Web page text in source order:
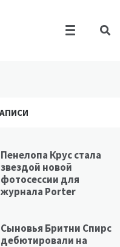
Пенелопа Крус стала
звездой новой
фотосессии для
журнала Porter
Сыновья Бритни Спирс
дебютировали на